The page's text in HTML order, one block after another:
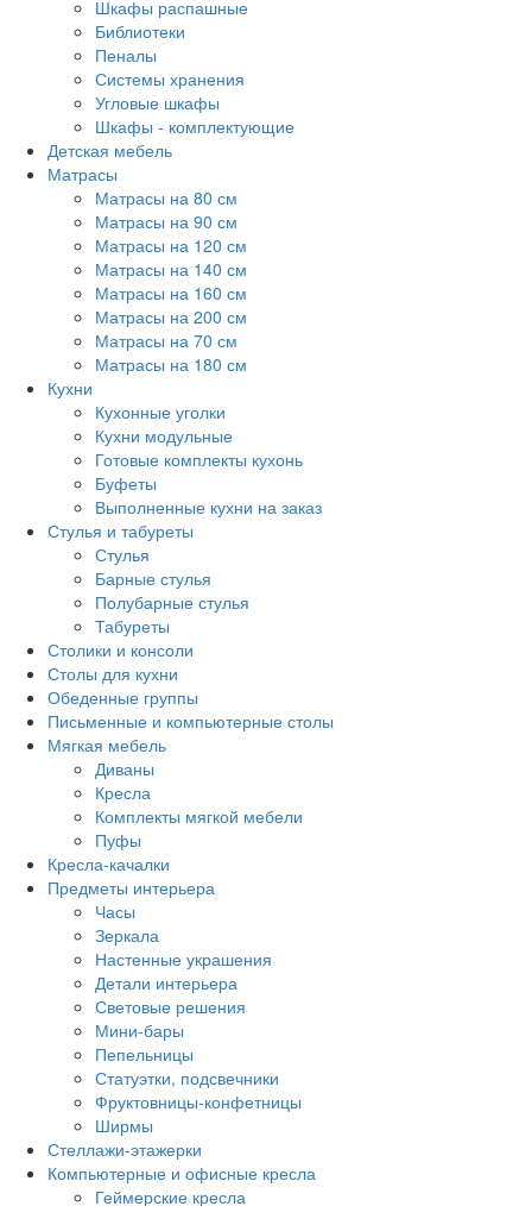
Шкафы распашные
Библиотеки
Пеналы
Системы хранения
Угловые шкафы
Шкафы - комплектующие
Детская мебель
Матрасы
Матрасы на 80 см
Матрасы на 90 см
Матрасы на 120 см
Матрасы на 140 см
Матрасы на 160 см
Матрасы на 200 см
Матрасы на 70 см
Матрасы на 180 см
Кухни
Кухонные уголки
Кухни модульные
Готовые комплекты кухонь
Буфеты
Выполненные кухни на заказ
Стулья и табуреты
Стулья
Барные стулья
Полубарные стулья
Табуреты
Столики и консоли
Столы для кухни
Обеденные группы
Письменные и компьютерные столы
Мягкая мебель
Диваны
Кресла
Комплекты мягкой мебели
Пуфы
Кресла-качалки
Предметы интерьера
Часы
Зеркала
Настенные украшения
Детали интерьера
Световые решения
Мини-бары
Пепельницы
Статуэтки, подсвечники
Фруктовницы-конфетницы
Ширмы
Стеллажи-этажерки
Компьютерные и офисные кресла
Геймерские кресла